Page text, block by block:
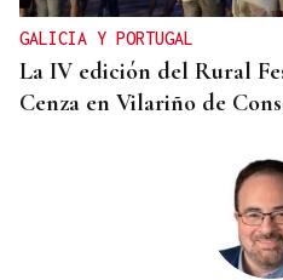
GALICIA Y PORTUGAL
La IV edición del Rural
Cenza en Vilariño de